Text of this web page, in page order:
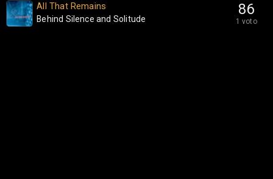
86
1 voto
All That Remains
Behind Silence and Solitude